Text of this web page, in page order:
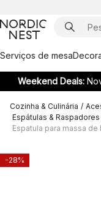
Serviços de mesa
Weekend Deals:
Cozinha & Culinária /
Espátulas &
Espatula para massa
-28%